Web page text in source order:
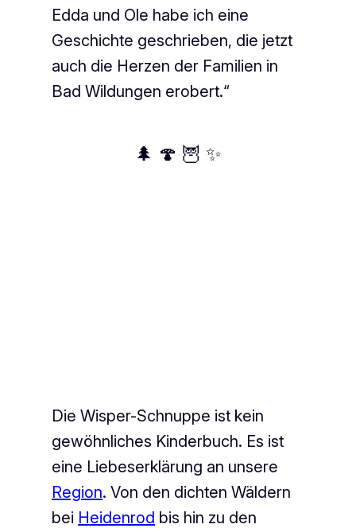
Edda und Ole habe ich eine
Geschichte geschrieben, die jetzt
auch die Herzen der Familien in
Bad Wildungen erobert.“
🌲 🍄 🦉 ✨
Die Wisper-Schnuppe ist kein
gewöhnliches Kinderbuch. Es ist
eine Liebeserklärung an unsere
Region. Von den dichten Wäldern
bei Heidenrod bis hin zu den